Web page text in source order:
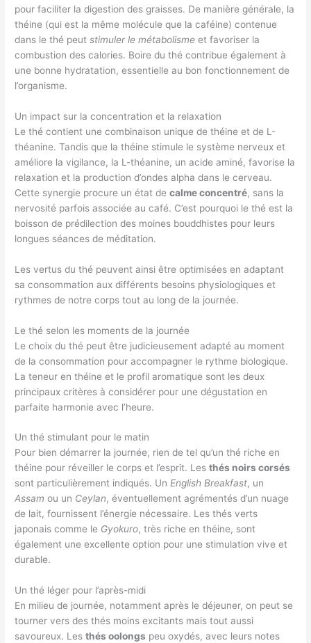
pour faciliter la digestion des graisses. De manière générale, la
théine (qui est la même molécule que la caféine) contenue
dans le thé peutstimuler le métabolisme et favoriser la
combustion des calories. Boire du thé contribue également à
une bonne hydratation, essentielle au bon fonctionnement de
l’organisme.
Un impact sur la concentration et la relaxation
Le thé contient une combinaison unique de théine et de L-
théanine. Tandis que la théine stimule le système nerveux et
améliore la vigilance, la L-théanine, un acide aminé, favorise la
relaxation et la production d’ondes alpha dans le cerveau.
Cette synergie procure un état decalme concentré, sans la
nervosité parfois associée au café. C’est pourquoi le thé est la
boisson de prédilection des moines bouddhistes pour leurs
longues séances de méditation.
Les vertus du thé peuvent ainsi être optimisées en adaptant
sa consommation aux différents besoins physiologiques et
rythmes de notre corps tout au long de la journée.
Le thé selon les moments de la journée
Le choix du thé peut être judicieusement adapté au moment
de la consommation pour accompagner le rythme biologique.
La teneur en théine et le profil aromatique sont les deux
principaux critères à considérer pour une dégustation en
parfaite harmonie avec l’heure.
Un thé stimulant pour le matin
Pour bien démarrer la journée, rien de tel qu’un thé riche en
théine pour réveiller le corps et l’esprit. Lesthés noirs corsés
sont particulièrement indiqués. UnEnglish Breakfast, un
Assam ou un Ceylan, éventuellement agrémentés d’un nuage
de lait, fournissent l’énergie nécessaire. Les thés verts
japonais comme le Gyokuro, très riche en théine, sont
également une excellente option pour une stimulation vive et
durable.
Un thé léger pour l’après-midi
En milieu de journée, notamment après le déjeuner, on peut se
tourner vers des thés moins excitants mais tout aussi
savoureux. Lesthés oolongs peu oxydés, avec leurs notes